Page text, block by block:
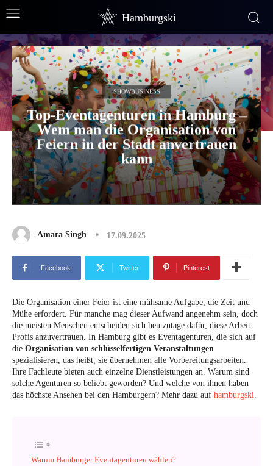
Hamburgski
SHOWBUSINESS
Top-Eventagenturen in Hamburg –
Wem man die Organisation von
Feiern in der Stadt anvertrauen
kann
Amara Singh 17.09.2025
Facebook Twitter Pinterest
Die Organisation einer Feier ist eine mühsame Aufgabe, die Zeit und
Mühe erfordert. Für manche mag dieser Aufwand angenehm sein, doch
die meisten Menschen entscheiden sich heutzutage dafür, diese Arbeit
Profis anzuvertrauen. In Hamburg gibt es Eventagenturen, die sich auf
die Organisation von schlüsselfertigen Veranstaltungen
spezialisieren, das heißt, sie übernehmen alle Vorbereitungsarbeiten.
Ihre Fachleute bieten auch einzelne Dienstleistungen an. Warum sind
solche Agenturen so beliebt geworden? Und welche von ihnen haben
das höchste Ansehen bei den Hamburgern? Mehr dazu auf hamburgski.
Warum Hamburger Eventagenturen wählen?